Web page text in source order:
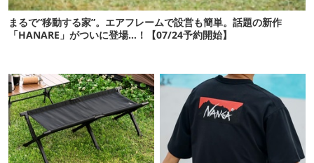
まるで“移動する家”。エアフレームで設営も簡単。話題の新作
「HANARE」がついに登場…！【07/24予約開始】